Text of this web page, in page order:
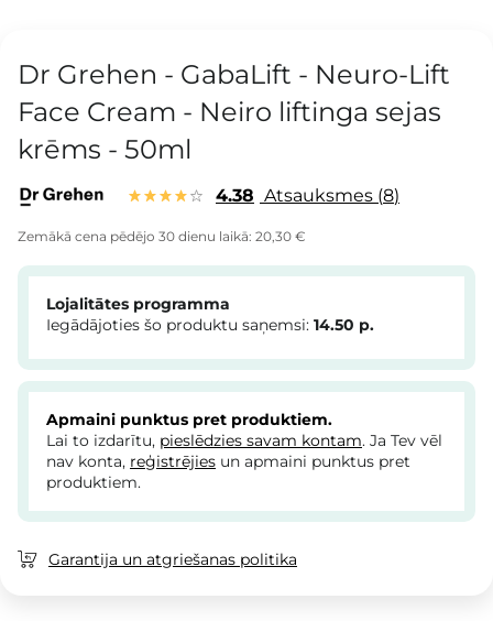
Dr Grehen - GabaLift - Neuro-Lift
Face Cream - Neiro liftinga sejas
krēms - 50ml
4.38 Atsauksmes 8
Zemākā cena pēdējo 30 dienu laikā: 20,30 €
Lojalitātes programma
Iegādājoties šo produktu saņemsi: 14.50 p.
Apmaini punktus pret produktiem.
Lai to izdarītu, pieslēdzies savam kontam. Ja Tev vēl
nav konta, reģistrējies un apmaini punktus pret
produktiem.
Garantija un atgriešanas politika